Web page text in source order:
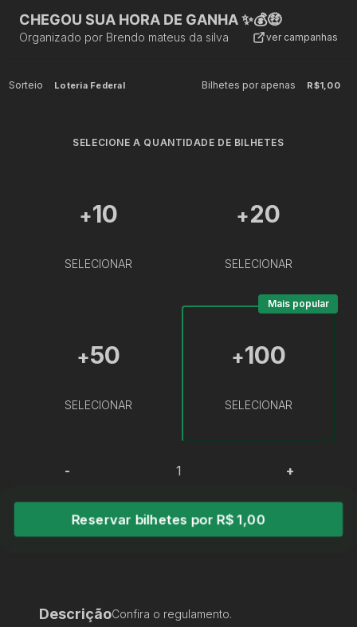
CHEGOU SUA HORA DE GANHA ✨💰🤑
Organizado por Brendo mateus da silva ver campanhas
Sorteio Loteria Federal Bilhetes por apenas R$1,00
SELECIONE A QUANTIDADE DE BILHETES
+10
SELECIONAR
+20
SELECIONAR
+50
SELECIONAR
+100
SELECIONAR
Mais popular
- +
Reservar bilhetes por R$ 1,00
DescriçãoConfira o regulamento.